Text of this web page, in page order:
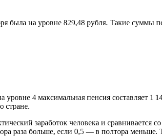
была на уровне 829,48 рубля. Такие
4 максимальная пенсия составляет
стране.
заработок человека и сравнивается
раза больше, если 0,5 — в полтора